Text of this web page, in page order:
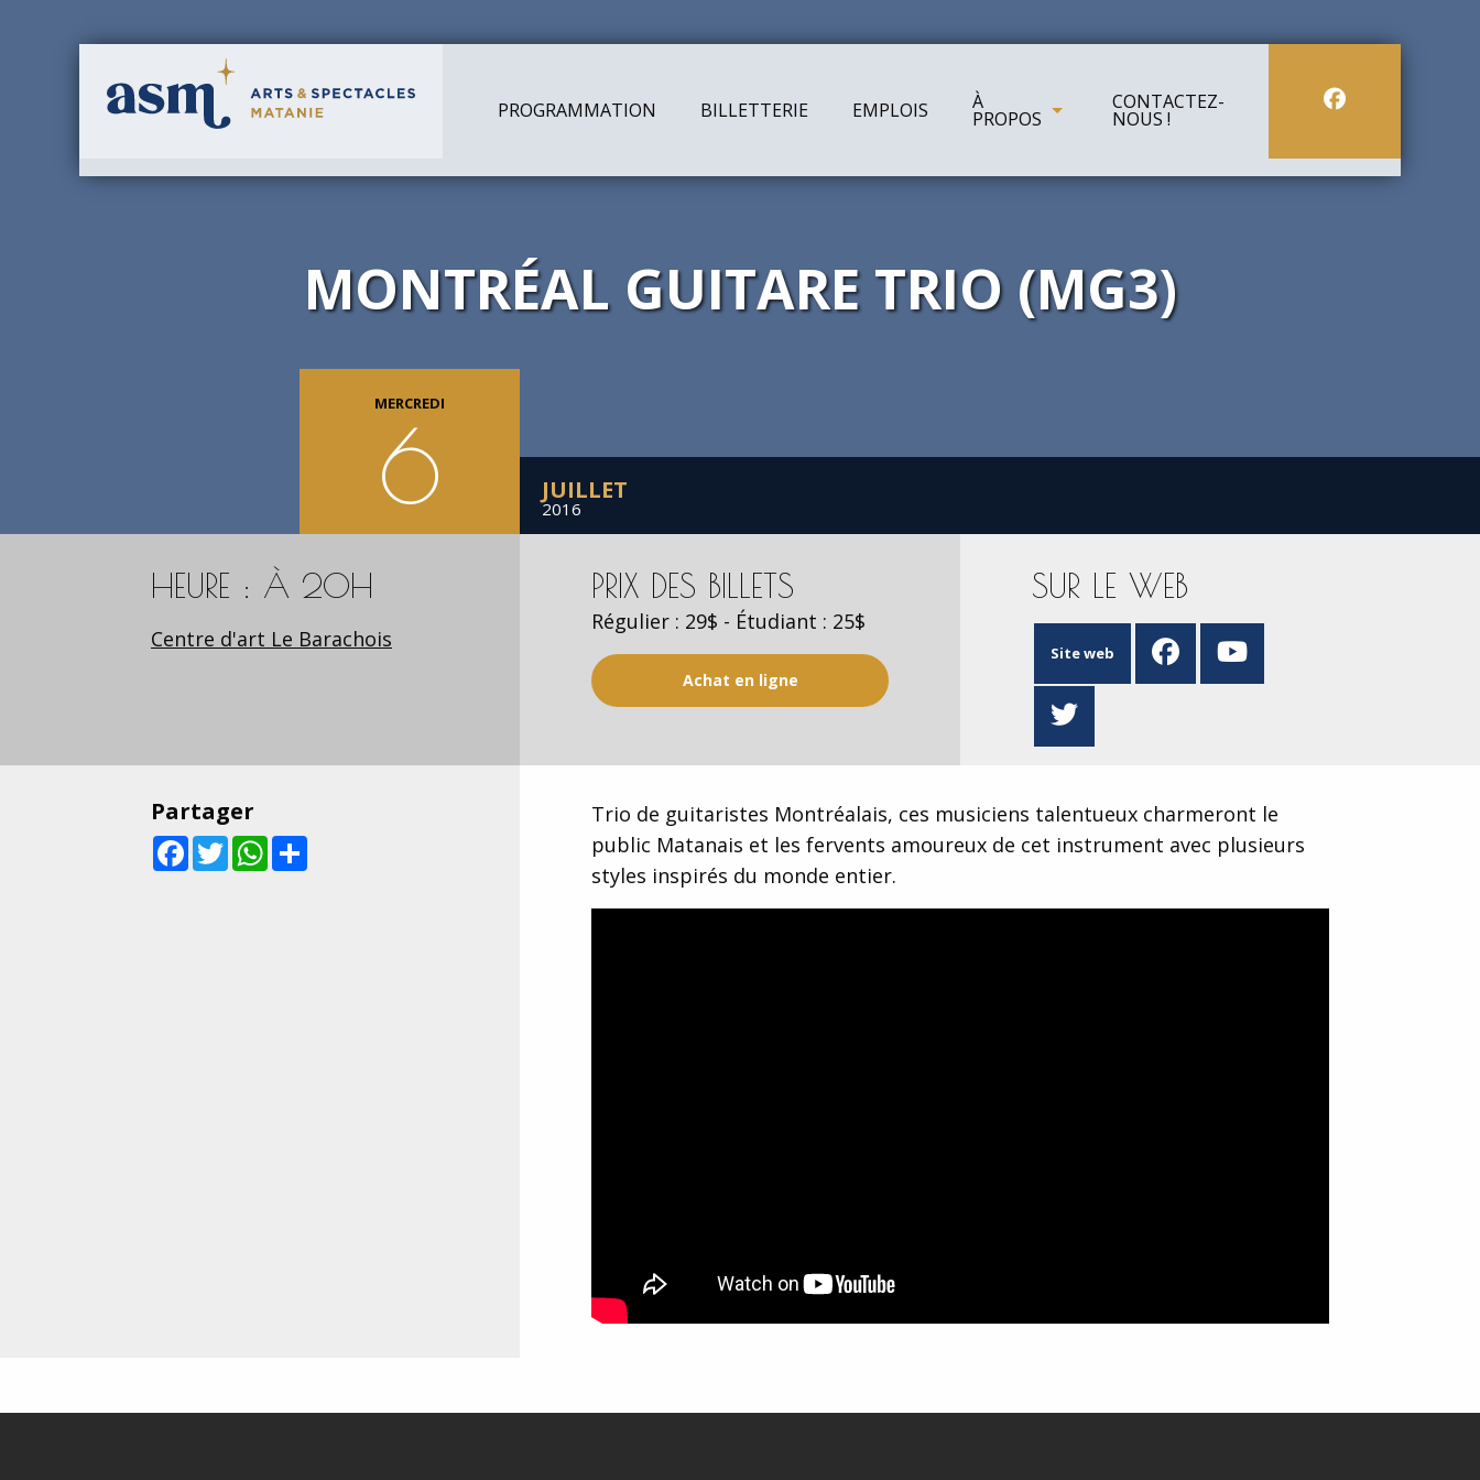
PROGRAMMATION BILLETTERIE EMPLOIS À
PROPOS
CONTACTEZ-
NOUS !
MONTRÉAL GUITARE TRIO (MG3)
MERCREDI
6 JUILLET
2016
HEURE : À 20H
Centre d'art Le Barachois
PRIX DES BILLETS
Régulier : 29$ - Étudiant : 25$
Achat en ligne
SUR LE WEB
Site web
Trio de guitaristes Montréalais, ces musiciens talentueux charmeront le
public Matanais et les fervents amoureux de cet instrument avec plusieurs
styles inspirés du monde entier.
Partager
Facebook
TwitterWhatsApp